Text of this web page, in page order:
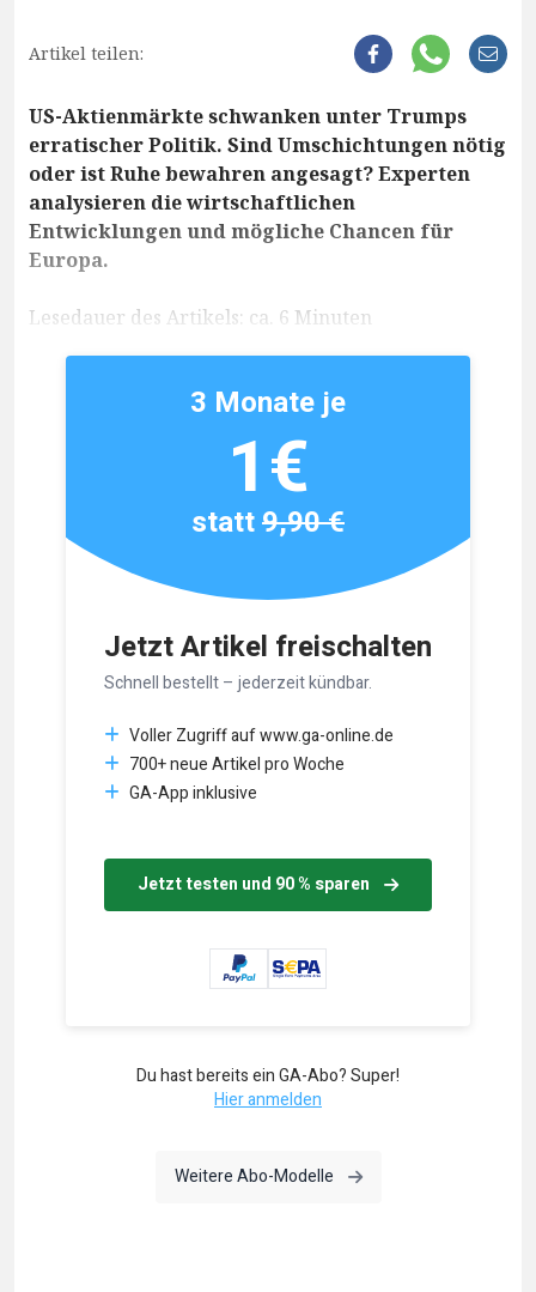
Artikel teilen:
US-Aktienmärkte schwanken unter Trumps
erratischer Politik. Sind Umschichtungen nötig
oder ist Ruhe bewahren angesagt? Experten
analysieren die wirtschaftlichen
Entwicklungen und mögliche Chancen für
Europa.
Lesedauer des Artikels: ca. 6 Minuten
Jetzt Artikel freischalten
Schnell bestellt – jederzeit kündbar.
Voller Zugriff auf www.ga-online.de
700+ neue Artikel pro Woche
GA-App inklusive
Jetzt testen und 90 % sparen
3 Monate je
1€
statt9,90 €
Du hast bereits ein GA-Abo? Super!
Hier anmelden
Weitere Abo-Modelle